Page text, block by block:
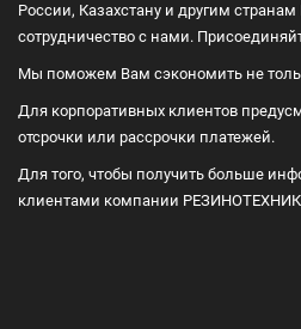
России, Казахстану и другим
сотрудничество с нами.
Мы поможем Вам сэкономить не
Для корпоративных клиентов
отсрочки или рассрочки платежей.
Для того, чтобы получить больше
клиентами компании